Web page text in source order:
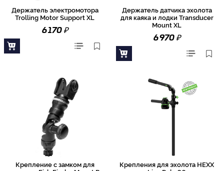
Держатель электромотора
Trolling Motor Support XL
6 170₽
Держатель датчика эхолота
для каяка и лодки Transducer
Mount XL
6 970₽
Крепление с замком для
Крепления для эхолота HEXX